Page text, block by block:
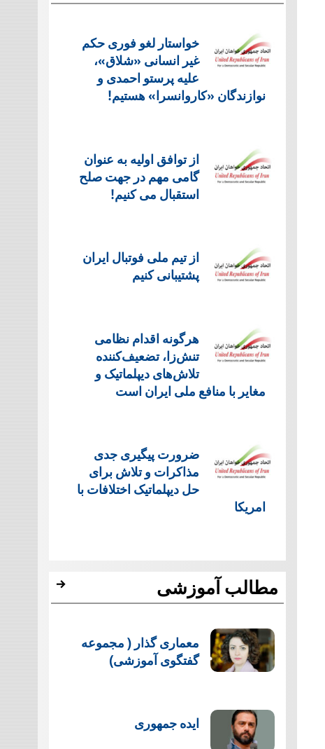
خواستار لغو فوری حکم
غیر انسانی «شلاق»،
علیه پرستو احمدی و
نوازندگان «کاروانسرا» هستیم!
از توافق اولیه به عنوان
گامی مهم در جهت صلح
استقبال می کنیم!
از تیم ملی فوتبال ایران
پشتیبانی کنیم
هرگونه اقدام نظامی
تنش‌زا، تضعیف‌کننده
تلاش‌های دیپلماتیک و
مغایر با منافع ملی ایران است
ضرورت پیگیری جدی
مذاکرات و تلاش برای
حل دیپلماتیک اختلافات با
امریکا
مطالب آموزشی
معماری گذار ( مجموعه
گفتگوی آموزشی)
ایده جمهوری